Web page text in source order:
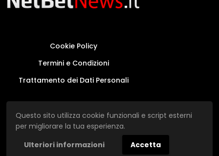
Questo sito utilizza cookie funzionali e script esterni
per migliorare la tua esperienza.
Ulteriori informazioni
Accetta
Cookie Policy
Termini e Condizioni
Trattamento dei Dati Personali
Questo sito non rappresenta una testata
giornalistica in quanto viene aggiornato senza
alcuna periodicità.